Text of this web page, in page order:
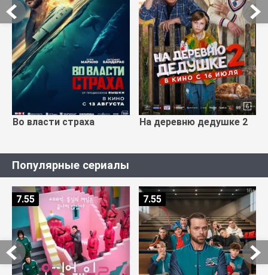
Во власти страха На деревню дедушке 2
Популярные сериалы
7.55 7.55